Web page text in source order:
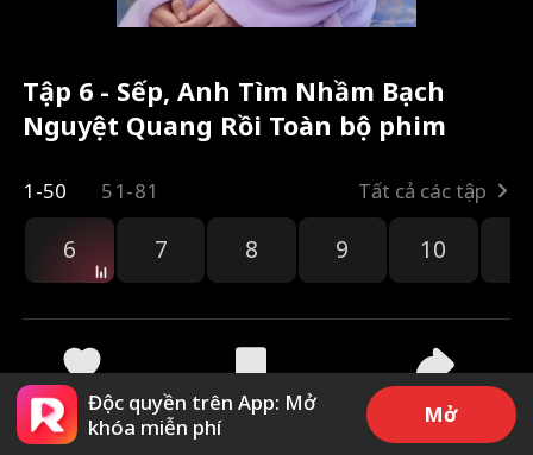
Tập 6 - Sếp, Anh Tìm Nhầm Bạch
Nguyệt Quang Rồi Toàn bộ phim
1-50 51-81 Tất cả các tập
6 7 8 9 10
2.6k 19.7k Chia sẻ
Độc quyền trên App: Mở
khóa miễn phí
Mở